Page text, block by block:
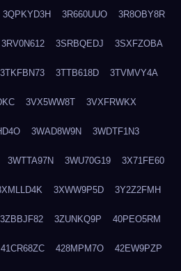
3QPKYD3H 3R660UUO 3R8OBY8R
3RV0N612 3SRBQEDJ 3SXFZOBA
3TKFBN73 3TTB618D 3TVMVY4A
3VX5WW8T 3VXFRWKX
3WAD8W9N 3WDTF1N3
3WTTA97N 3WU70G19 3X71FE60
3XWW9P5D 3Y2Z2FMH
3ZBBJF82 3ZUNKQ9P 40PEO5RM
41CR68ZC 428MPM7O 42EW9PZP